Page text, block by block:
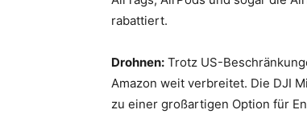
rabattiert.
Drohnen: Trotz US-
Amazon weit verbreitet. Die DJI
zu einer großartigen Option für